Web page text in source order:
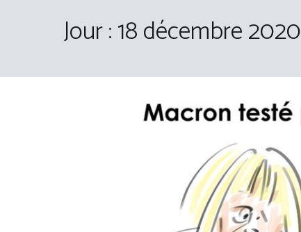
Jour :18 décembre 2020